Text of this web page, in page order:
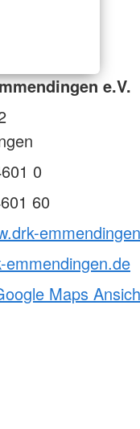
e.V.
0
60
emmendingen.de
Maps